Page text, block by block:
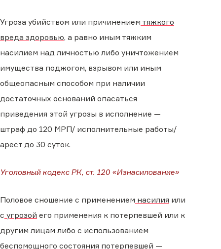
Угроза убийством или причинением тяжкого
вреда здоровью, а равно иным тяжким
насилием над личностью либо уничтожением
имущества поджогом, взрывом или иным
общеопасным способом при наличии
достаточных оснований опасаться
приведения этой угрозы в исполнение —
штраф до 120 МРП/ исполнительные работы/
арест до 30 суток.
Уголовный кодекс РК, ст. 120 «Изнасилование»
Половое сношение с применением насилия или
с угрозой его применения к потерпевшей или к
другим лицам либо с использованием
беспомощного состояния потерпевшей —